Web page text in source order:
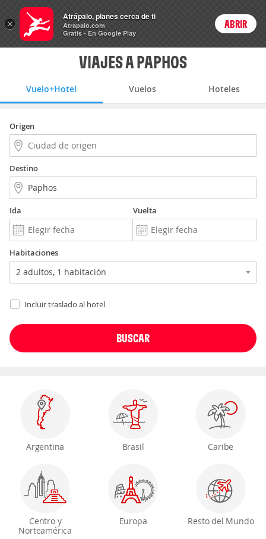
Vuelo+Hotel Precios enPeso
ARSCambiar moneda
Login
VIAJES A PAPHOS
Vuelo+Hotel Vuelos Hoteles
Origen
Destino
Ida Vuelta
Habitaciones
Incluir traslado al hotel
Argentina Brasil Caribe
Centro y
Norteamérica
Europa Resto del Mundo
×
Atrápalo, planes cerca de ti
Atrapalo.com
Gratis - En Google Play
ABRIR